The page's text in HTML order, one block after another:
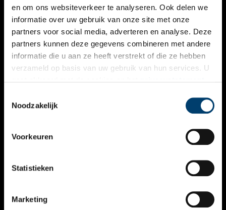
en om ons websiteverkeer te analyseren. Ook delen we
informatie over uw gebruik van onze site met onze
partners voor social media, adverteren en analyse. Deze
partners kunnen deze gegevens combineren met andere
informatie die u aan ze heeft verstrekt of die ze hebben
verzameld op basis van uw gebruik van hun services. U
Noodzakelijk
Voorkeuren
Statistieken
Marketing
VERHALEN
NIEUWS
KALENDER
ACTIVITEITEN
NIEUWSBRIEF